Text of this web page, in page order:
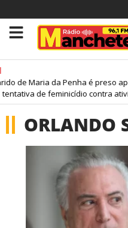
de Maria da Penha é preso
de feminicídio contra
ORLANDO